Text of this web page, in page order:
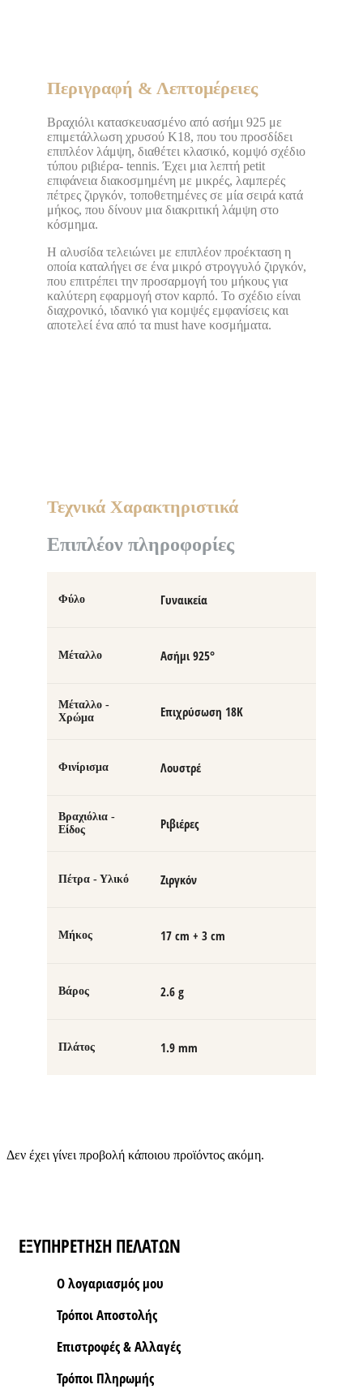
Περιγραφή & Λεπτομέρειες
Βραχιόλι κατασκευασμένο από ασήμι 925 με
επιμετάλλωση χρυσού Κ18, που του προσδίδει
επιπλέον λάμψη, διαθέτει κλασικό, κομψό σχέδιο
τύπου ριβιέρα- tennis. Έχει μια λεπτή petit
επιφάνεια διακοσμημένη με μικρές, λαμπερές
πέτρες ζιργκόν, τοποθετημένες σε μία σειρά κατά
μήκος, που δίνουν μια διακριτική λάμψη στο
κόσμημα.
Η αλυσίδα τελειώνει με επιπλέον προέκταση η
οποία καταλήγει σε ένα μικρό στρογγυλό ζιργκόν,
που επιτρέπει την προσαρμογή του μήκους για
καλύτερη εφαρμογή στον καρπό. Το σχέδιο είναι
διαχρονικό, ιδανικό για κομψές εμφανίσεις και
αποτελεί ένα από τα must have κοσμήματα.
Τεχνικά Χαρακτηριστικά
Επιπλέον πληροφορίες
Φύλο Γυναικεία
Μέταλλο Ασήμι 925°
Μέταλλο -
Χρώμα
Επιχρύσωση 18Κ
Φινίρισμα Λουστρέ
Βραχιόλια -
Είδος
Ριβιέρες
Πέτρα - Υλικό Ζιργκόν
Μήκος 17 cm + 3 cm
Βάρος 2.6 g
Πλάτος 1.9 mm
Δεν έχει γίνει προβολή κάποιου προϊόντος ακόμη.
ΕΞΥΠΗΡΕΤΗΣΗ ΠΕΛΑΤΩΝ
Ο λογαριασμός μου
Τρόποι Aποστολής
Επιστροφές & Αλλαγές
Τρόποι Πληρωμής